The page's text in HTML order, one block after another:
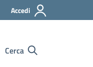
Accedi
Cerca